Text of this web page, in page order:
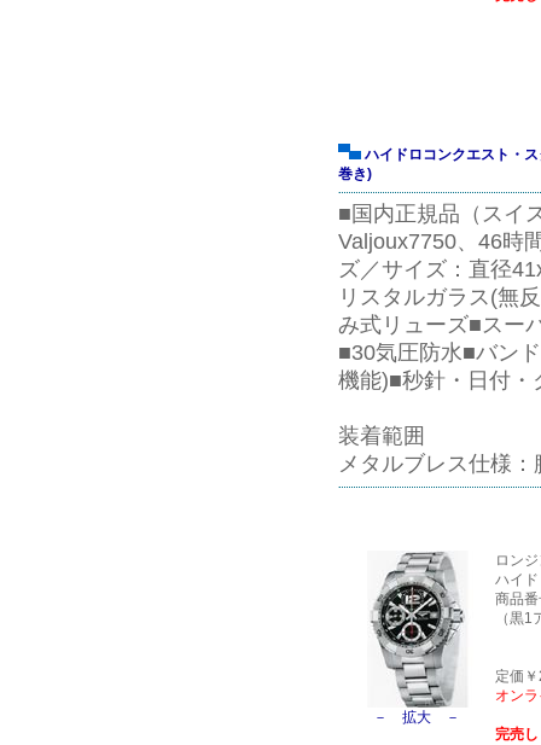
ハイドロコンクエスト・
巻き)
■国内正規品（スイ
Valjoux7750、46時
ズ／サイズ：直径
リスタルガラス(無
み式リューズ■スー
■30気圧防水■バン
機能)■秒針・日付・
装着範囲
メタルブレス仕様
－ 拡大 －
ロン
ハイ
商品
（黒
定価
オン
完売